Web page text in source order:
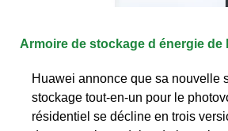
Armoire de stockage d énergie de
Huawei annonce que sa nouvelle
stockage tout-en-un pour le
résidentiel se décline en trois